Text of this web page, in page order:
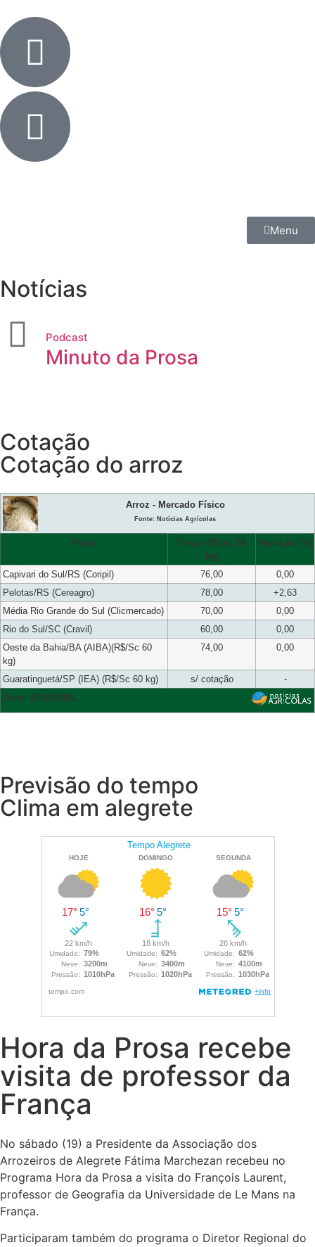
Menu
Notícias
Podcast
Minuto da Prosa
Cotação
Cotação do arroz
Arroz - Mercado Físico
Fonte: Notícias Agrícolas
Praça
Preço (R$/sc 50
kg)
Variação (%)
Capivari do Sul/RS (Coripil) 76,00
0,00
Pelotas/RS (Cereagro)
78,00
+2,63
Média Rio Grande do Sul (Clicmercado)
70,00
0,00
Rio do Sul/SC (Cravil)
60,00
0,00
Oeste da Bahia/BA (AIBA)(R$/Sc 60
kg)
74,00 0,00
Guaratinguetá/SP (IEA) (R$/Sc 60 kg) s/ cotação
-
Fech. 07/08/2026
Previsão do tempo
Clima em alegrete
Hora da Prosa recebe
visita de professor da
França
No sábado (19) a Presidente da Associação dos
Arrozeiros de Alegrete Fátima Marchezan recebeu no
Programa Hora da Prosa a visita do François Laurent,
professor de Geografia da Universidade de Le Mans na
França.
Participaram também do programa o Diretor Regional do